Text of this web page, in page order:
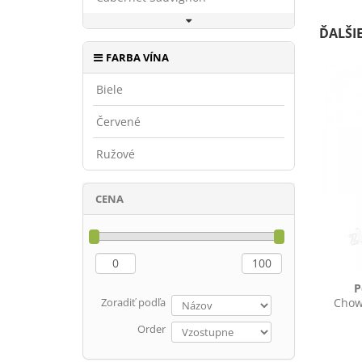
FARBA VÍNA
Biele
Červené
Ružové
CENA
Zoradiť podľa
Order